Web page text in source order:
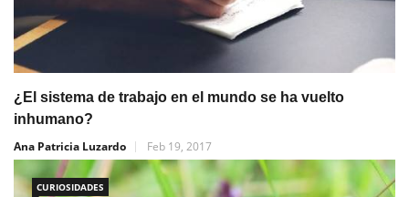
¿El sistema de trabajo en el mundo se ha vuelto
inhumano?
Ana Patricia Luzardo
Feb 19, 2017
CURIOSIDADES